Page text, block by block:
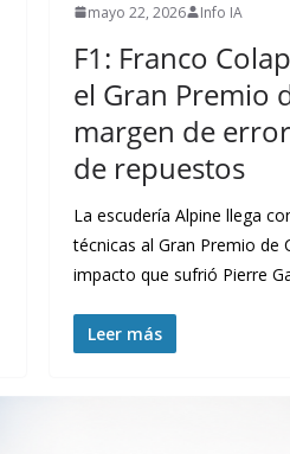
mayo 22, 2026 Info IA
F1: Franco
el Gran Premio
margen de
de repuestos
La escudería Alpine llega
técnicas al Gran Premio de
impacto que sufrió Pierre
Leer más